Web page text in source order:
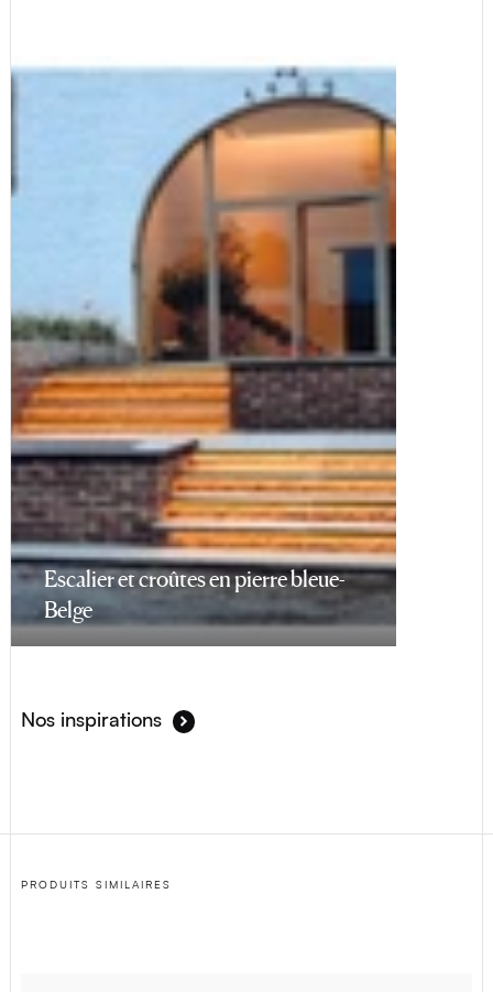
Escalier et croûtes en pierre bleue-
Belge
Nos inspirations
PRODUITS SIMILAIRES